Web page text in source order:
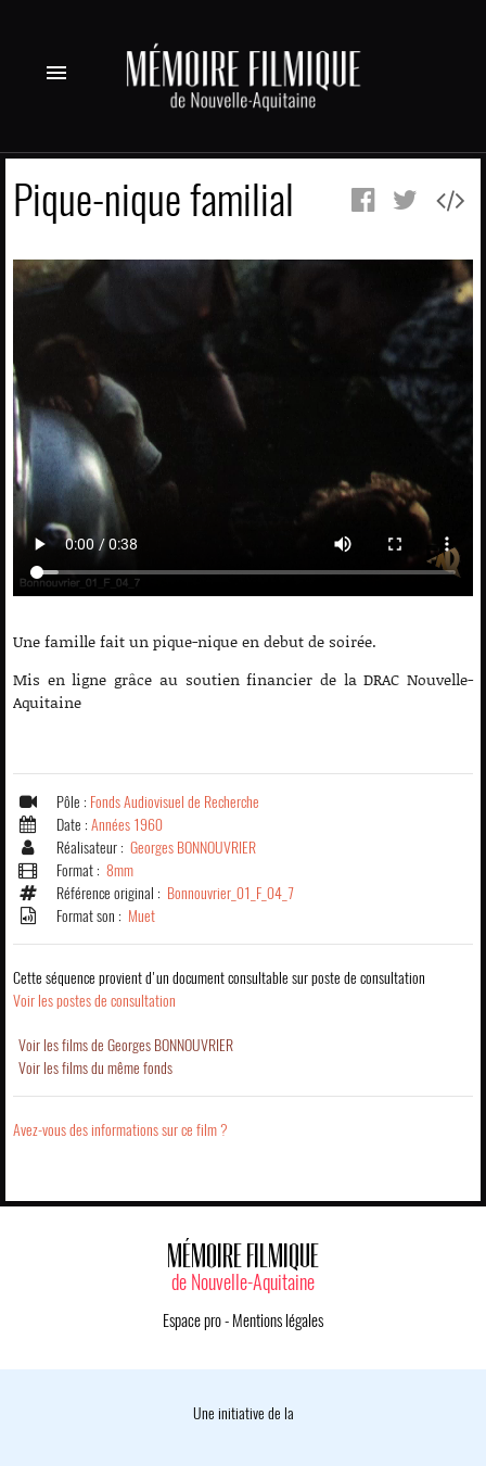
menu
Pique-nique familial
Une famille fait un pique-nique en debut de soirée.
Mis en ligne grâce au soutien financier de la DRAC Nouvelle-
Aquitaine
Pôle : Fonds Audiovisuel de Recherche
Date : Années 1960
Réalisateur : Georges BONNOUVRIER
Format : 8mm
Référence original : Bonnouvrier_01_F_04_7
Format son : Muet
Cette séquence provient d'un document consultable sur poste de consultation
Voir les postes de consultation
Voir les films de Georges BONNOUVRIER
Voir les films du même fonds
Avez-vous des informations sur ce film ?
MÉMOIRE FILMIQUE
de Nouvelle-Aquitaine
Espace pro- Mentions légales
Une initiative de la